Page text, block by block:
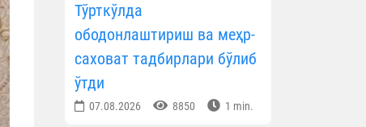
Тўрткўлда
ободонлаштириш ва меҳр-
саховат тадбирлари бўлиб
ўтди
07.08.2026 8850 1 min.